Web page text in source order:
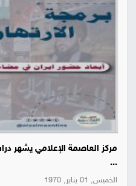
مركز العاصمة الإعلامي يشهر
...
الخميس, 01 يناير, 1970